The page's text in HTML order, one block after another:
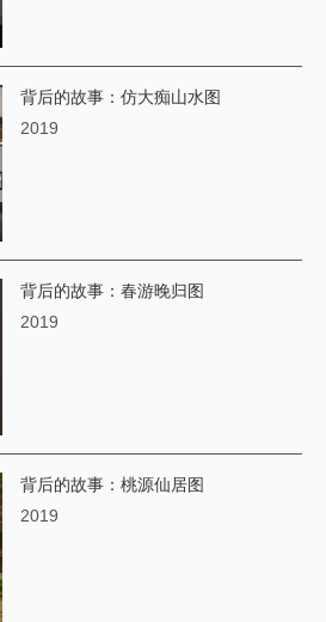
​背后的故事：仿大痴山水图
2019
背后的故事：春游晚归图
2019
背后的故事：桃源仙居图
2019